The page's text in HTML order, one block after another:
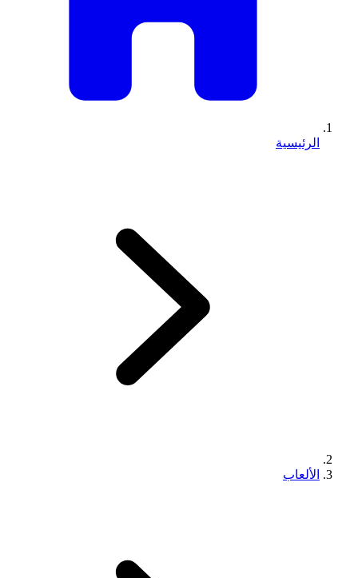
الرئيسية
الألعاب